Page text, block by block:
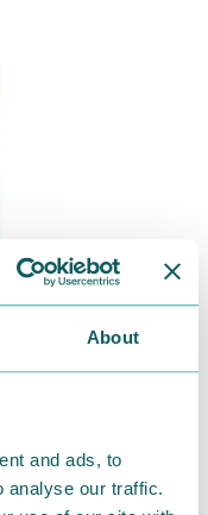
About
and ads, to
analyse our traffic.